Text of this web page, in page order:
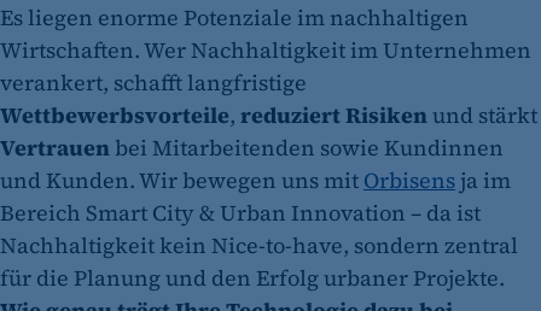
Es liegen enorme Potenziale im nachhaltigen
Wirtschaften. Wer Nachhaltigkeit im Unternehmen
verankert, schafft langfristige
Wettbewerbsvorteile, reduziert Risikenund stärkt
Vertrauen bei Mitarbeitenden sowie Kundinnen
und Kunden. Wir bewegen uns mit Orbisens ja im
Bereich Smart City & Urban Innovation – da ist
Nachhaltigkeit kein Nice-to-have, sondern zentral
für die Planung und den Erfolg urbaner Projekte.